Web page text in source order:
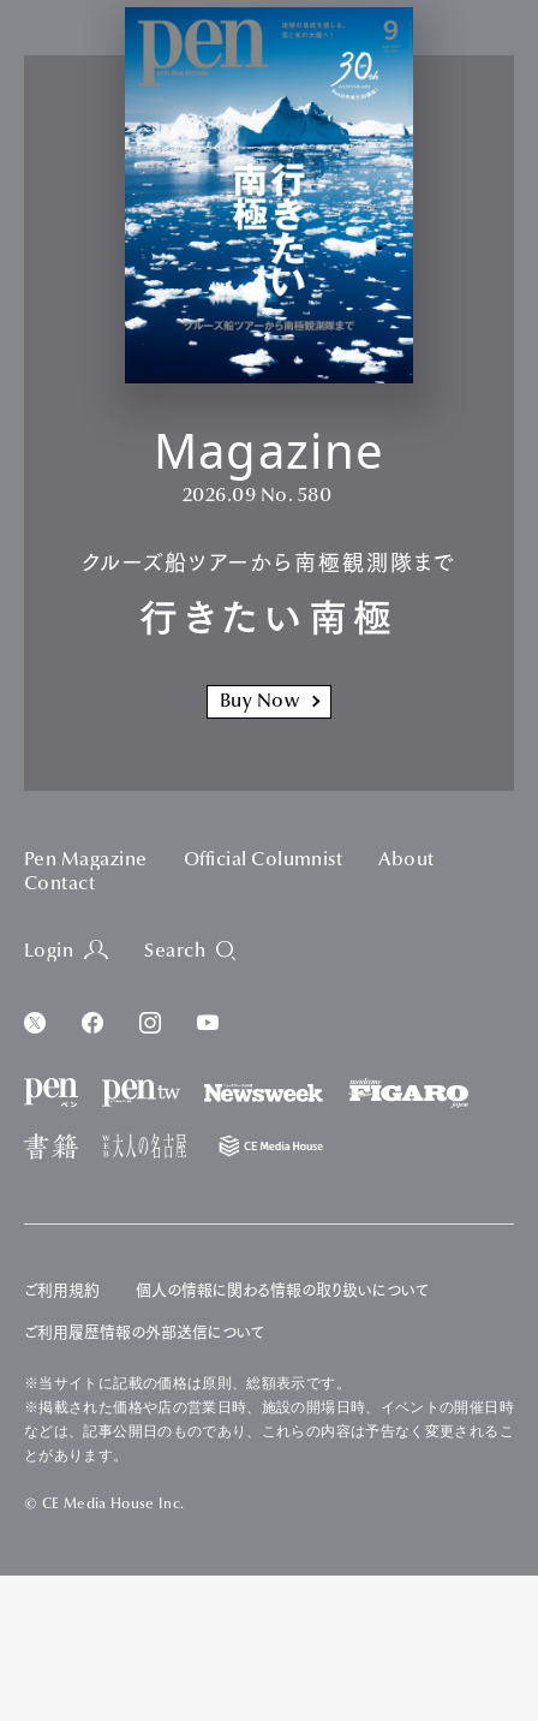
Magazine
2026.09 No. 580
クルーズ船ツアーから南極観測隊まで
行きたい南極
Buy Now
Pen Magazine Official Columnist
About
Contact
Login Search
ご利用規約 個人の情報に関わる情報の取り扱いについて
ご利用履歴情報の外部送信について
※当サイトに記載の価格は原則、総額表示です。
※掲載された価格や店の営業日時、施設の開場日時、イベントの開催日時
などは、記事公開日のものであり、これらの内容は予告なく変更されるこ
とがあります。
© CE Media House Inc.